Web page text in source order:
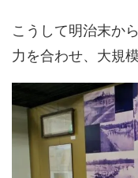
こうして明治末か
力を合わせ、大規